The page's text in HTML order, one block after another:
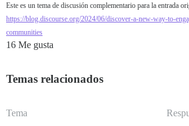
Este es un tema de discusión complementario para la entrada
https://blog.discourse.org/2024/06/discover-a-new-way-to-
communities
16 Me gusta
Temas relacionados
Tema